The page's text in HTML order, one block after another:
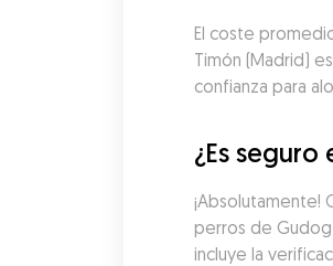
El coste
Timón (Madrid)
confianza para
¿Es
¡Absolutamente!
perros de
incluye la